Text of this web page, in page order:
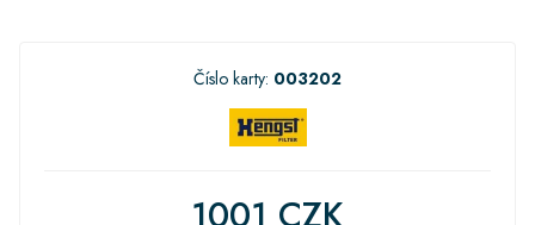
Číslo karty: 003202